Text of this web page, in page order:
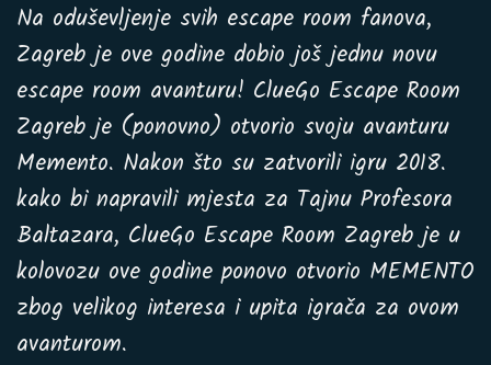
Na oduševljenje svih escape room fanova,
Zagreb je ove godine dobio još jednu novu
escape room avanturu! ClueGo Escape Room
Zagreb je (ponovno) otvorio svoju avanturu
Memento. Nakon što su zatvorili igru 2018.
kako bi napravili mjesta za Tajnu Profesora
Baltazara, ClueGo Escape Room Zagreb je u
kolovozu ove godine ponovo otvorio MEMENTO
zbog velikog interesa i upita igrača za ovom
avanturom.